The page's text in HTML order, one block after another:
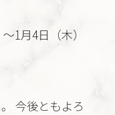
1月4日（木）
今後ともよろ